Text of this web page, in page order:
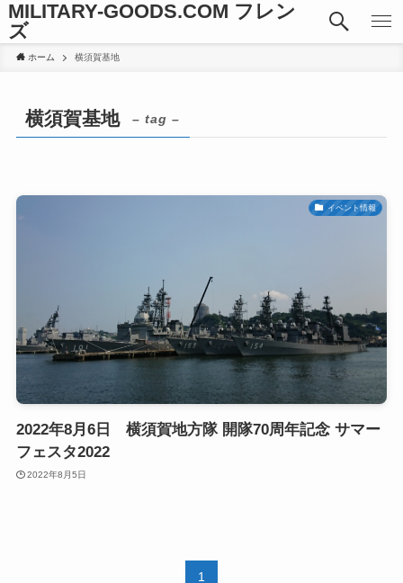
MILITARY-GOODS.COM フレン
ズ
ホーム 横須賀基地
横須賀基地 – tag –
イベント情報
2022年8月6日 横須賀地方隊 開隊70周年記念 サマー
フェスタ2022
2022年8月5日
1